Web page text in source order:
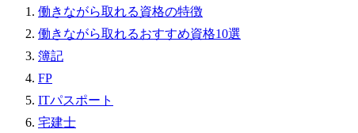
働きながら取れる資格の特徴
働きながら取れるおすすめ資格10選
簿記
FP
ITパスポート
宅建士